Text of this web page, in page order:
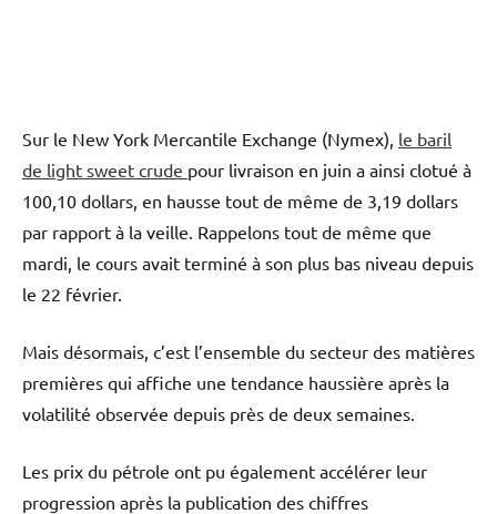
Sur le New York Mercantile Exchange (Nymex), le baril
de light sweet crude pour livraison en juin a ainsi clotué à
100,10 dollars, en hausse tout de même de 3,19 dollars
par rapport à la veille. Rappelons tout de même que
mardi, le cours avait terminé à son plus bas niveau depuis
le 22 février.
Mais désormais, c’est l’ensemble du secteur des matières
premières qui affiche une tendance haussière après la
volatilité observée depuis près de deux semaines.
Les prix du pétrole ont pu également accélérer leur
progression après la publication des chiffres